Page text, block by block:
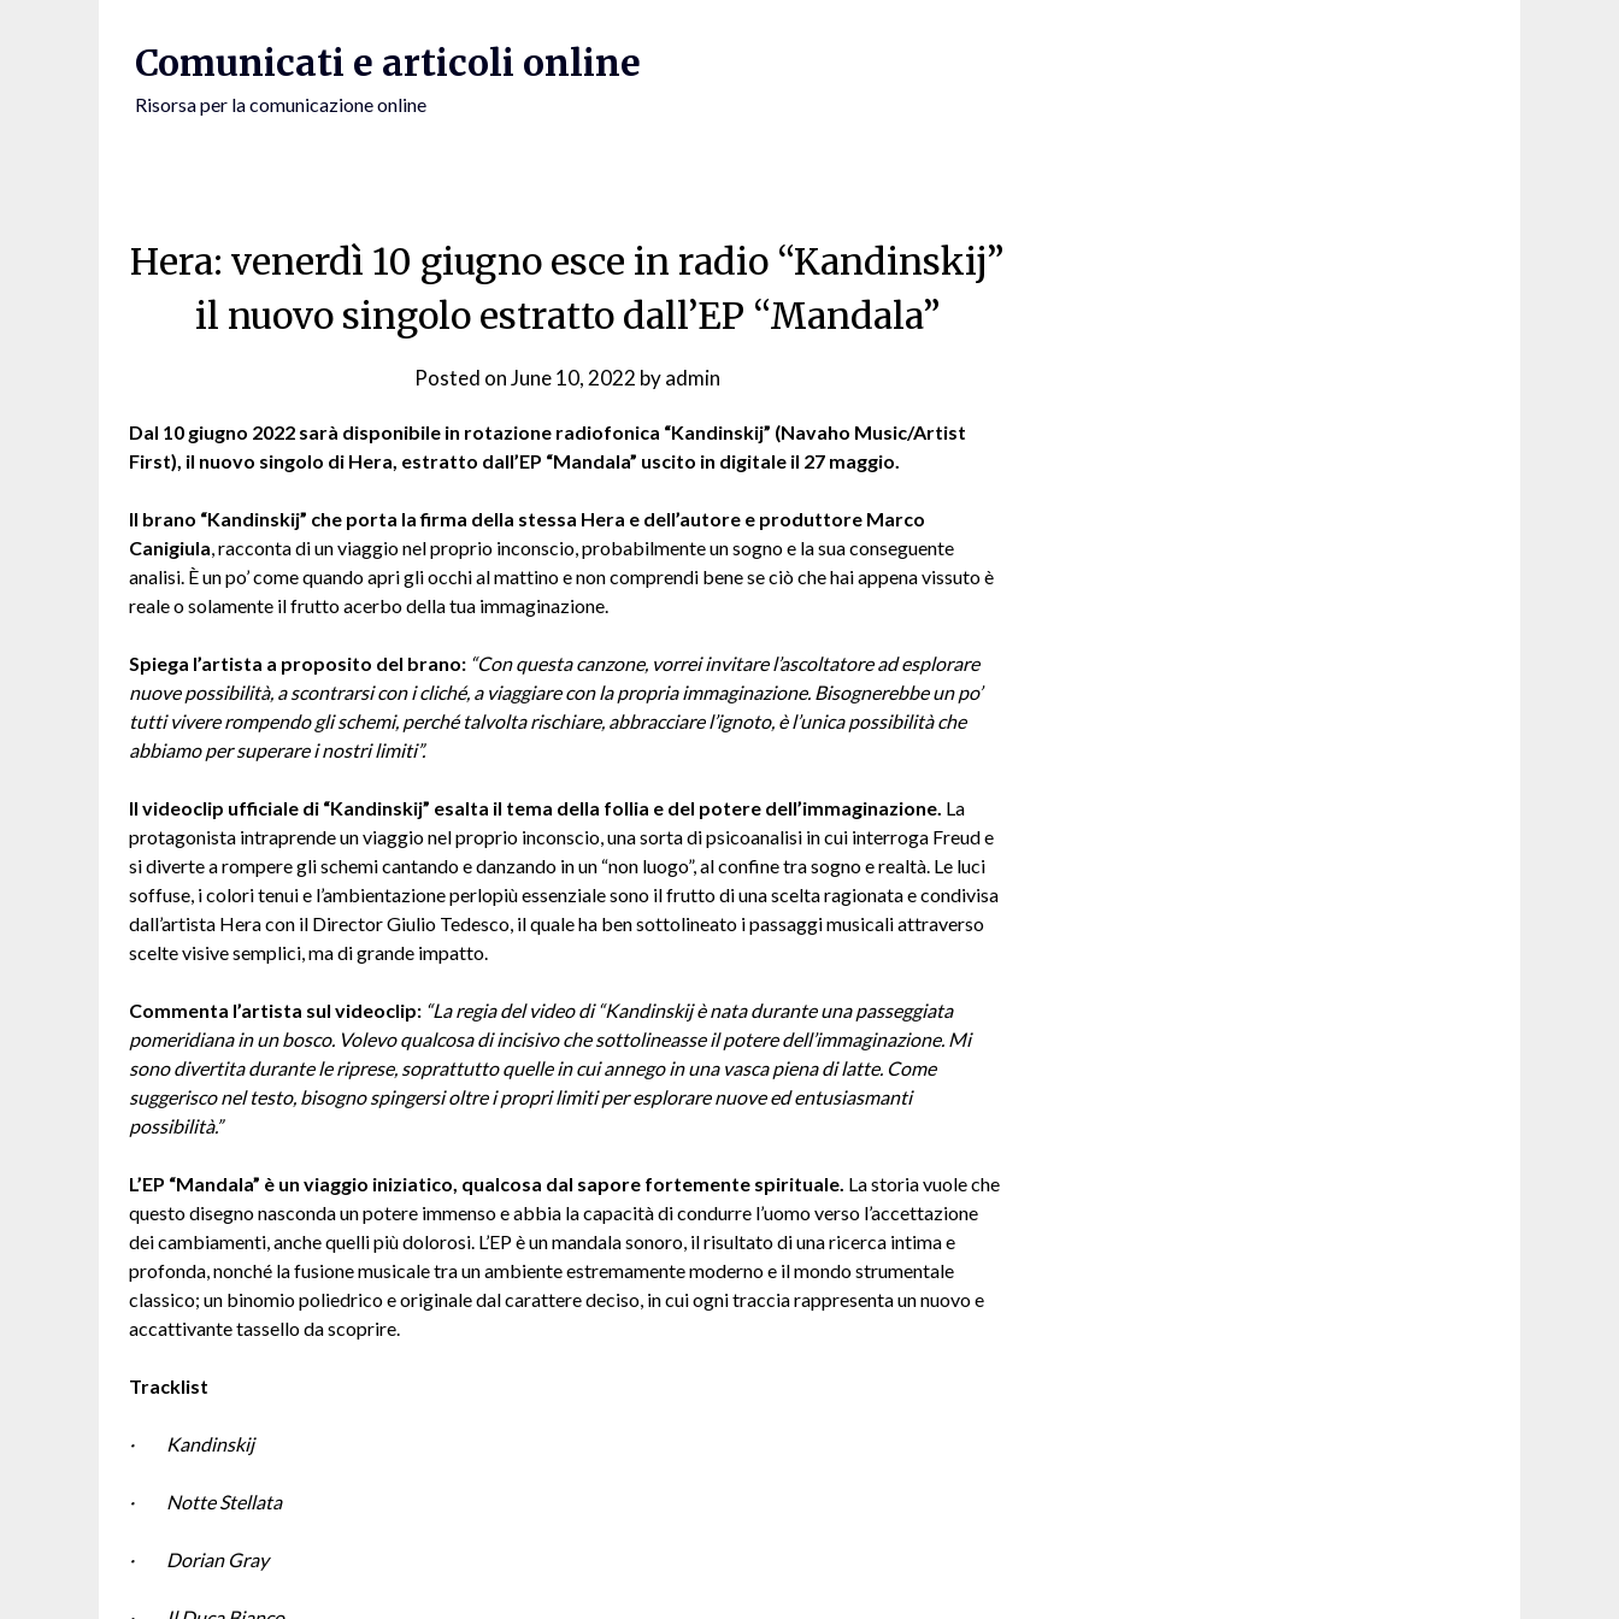
Comunicati e articoli online
Risorsa per la comunicazione online
Hera: venerdì 10 giugno esce in radio “Kandinskij”
il nuovo singolo estratto dall’EP “Mandala”
Posted onJune 10, 2022 byadmin
Dal 10 giugno 2022 sarà disponibile in rotazione radiofonica “Kandinskij” (Navaho Music/Artist
First), il nuovo singolo di Hera, estratto dall’EP “Mandala” uscito in digitale il 27 maggio.
Il brano “Kandinskij” che porta la firma della stessa Hera e dell’autore e produttore Marco
Canigiula, racconta di un viaggio nel proprio inconscio, probabilmente un sogno e la sua conseguente
analisi. È un po’ come quando apri gli occhi al mattino e non comprendi bene se ciò che hai appena vissuto è
reale o solamente il frutto acerbo della tua immaginazione.
Spiega l’artista a proposito del brano: “Con questa canzone, vorrei invitare l’ascoltatore ad esplorare
nuove possibilità, a scontrarsi con i cliché, a viaggiare con la propria immaginazione. Bisognerebbe un po’
tutti vivere rompendo gli schemi, perché talvolta rischiare, abbracciare l’ignoto, è l’unica possibilità che
abbiamo per superare i nostri limiti”.
Il videoclip ufficiale di “Kandinskij” esalta il tema della follia e del potere dell’immaginazione. La
protagonista intraprende un viaggio nel proprio inconscio, una sorta di psicoanalisi in cui interroga Freud e
si diverte a rompere gli schemi cantando e danzando in un “non luogo”, al confine tra sogno e realtà. Le luci
soffuse, i colori tenui e l’ambientazione perlopiù essenziale sono il frutto di una scelta ragionata e condivisa
dall’artista Hera con il Director Giulio Tedesco, il quale ha ben sottolineato i passaggi musicali attraverso
scelte visive semplici, ma di grande impatto.
Commenta l’artista sul videoclip: “La regia del video di “Kandinskij è nata durante una passeggiata
pomeridiana in un bosco. Volevo qualcosa di incisivo che sottolineasse il potere dell’immaginazione. Mi
sono divertita durante le riprese, soprattutto quelle in cui annego in una vasca piena di latte. Come
suggerisco nel testo, bisogno spingersi oltre i propri limiti per esplorare nuove ed entusiasmanti
possibilità.”
L’EP “Mandala” è un viaggio iniziatico, qualcosa dal sapore fortemente spirituale. La storia vuole che
questo disegno nasconda un potere immenso e abbia la capacità di condurre l’uomo verso l’accettazione
dei cambiamenti, anche quelli più dolorosi. L’EP è un mandala sonoro, il risultato di una ricerca intima e
profonda, nonché la fusione musicale tra un ambiente estremamente moderno e il mondo strumentale
classico; un binomio poliedrico e originale dal carattere deciso, in cui ogni traccia rappresenta un nuovo e
accattivante tassello da scoprire.
Tracklist
· Kandinskij
· Notte Stellata
· Dorian Gray